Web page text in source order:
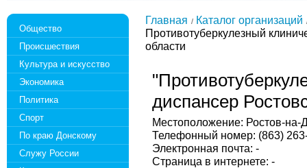
Общество
Происшествия
Культура и искусство
Экономика
Политика
Спорт
По краю Донскому
Служу России
Главная
Каталог организаций
Противотуберкулезный
области
диспансер
Местоположение: Ростов-на-
Телефонный номер: (863)
Электронная почта: -
Страница в интернете: -